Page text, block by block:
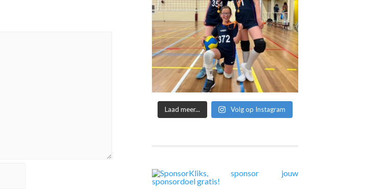
Laad meer... Volg op Instagram